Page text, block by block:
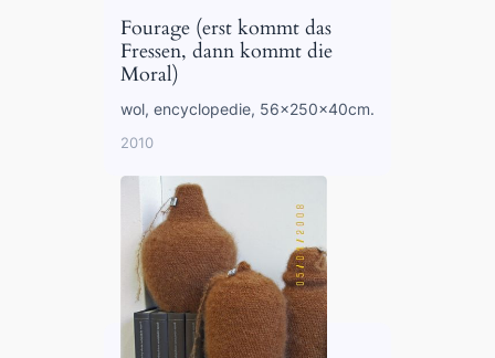
Fourage (erst kommt das
Fressen, dann kommt die
Moral)
wol, encyclopedie, 56x250x40cm.
2010